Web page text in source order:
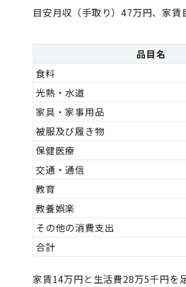
目安月収（手取り）47万円、家賃
品目名
食料
光熱・水道
家具・家事用品
被服及び履き物
保健医療
交通・通信
教育
教養娯楽
その他の消費支出
合計
家賃14万円と生活費28万5千円を